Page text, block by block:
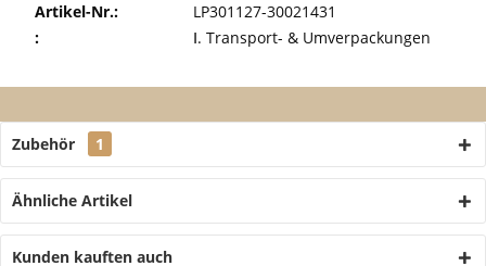
Artikel-Nr.:
LP301127-30021431
:
Ⅰ. Transport- & Umverpackungen
Zubehör 1
Ähnliche Artikel
Kunden kauften auch